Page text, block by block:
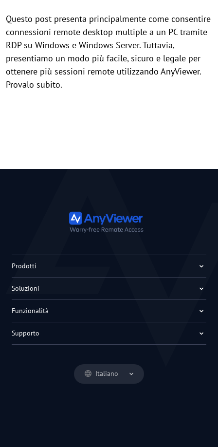
Questo post presenta principalmente come consentire
connessioni remote desktop multiple a un PC tramite
RDP su Windows e Windows Server. Tuttavia,
presentiamo un modo più facile, sicuro e legale per
ottenere più sessioni remote utilizzando AnyViewer.
Provalo subito.
Italiano
Prodotti
Soluzioni
Funzionalità
Supporto